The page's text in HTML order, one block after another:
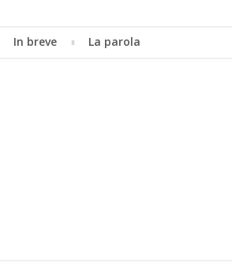
In breve La parola